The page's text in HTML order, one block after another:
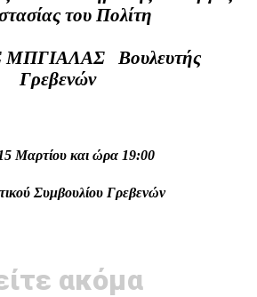
του Πολίτη
Βουλευτής
Γρεβενών
Μαρτίου και ώρα 19:00
Συμβουλίου Γρεβενών
ακόμα